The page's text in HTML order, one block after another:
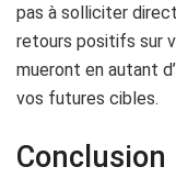
pas à solliciter
retours positifs sur
mueront en autant
vos futures cibles.
Conclusion